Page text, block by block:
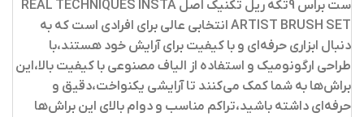
ست براس 9تکه ریل تکنیک اصل REAL TECHNIQUES INSTA
ARTIST BRUSH SET انتخابی عالی برای افرادی است که به
دنبال ابزاری حرفه‌ای و با کیفیت برای آرایش خود هستند،با
طراحی ارگونومیک و استفاده از الیاف مصنوعی با کیفیت بالا،این
براش‌ها به شما کمک می‌کنند تا آرایشی یکنواخت،دقیق و
حرفه‌ای داشته باشید،تراکم مناسب و دوام بالای این براش‌ها